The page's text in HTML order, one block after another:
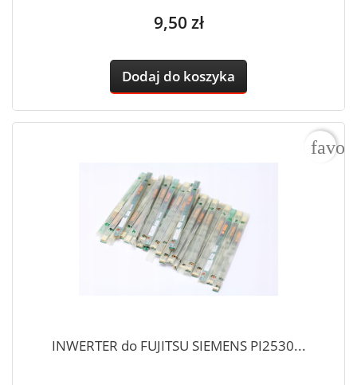
Cena
9,50 zł
Dodaj do koszyka
INWERTER do FUJITSU SIEMENS PI2530...